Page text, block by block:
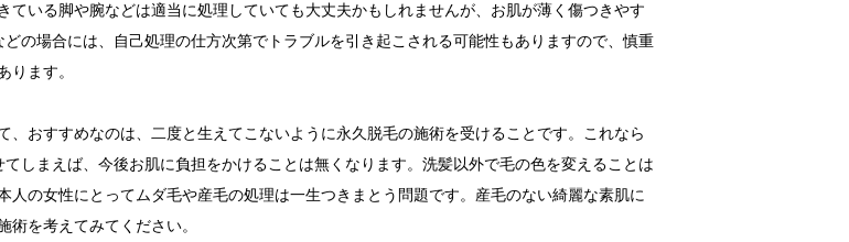
ている脚や腕などは適当に処理していても大丈夫かもしれませんが、お肌が薄く傷つきやす
どの場合には、自己処理の仕方次第でトラブルを引き起こされる可能性もありますので、慎重
ります。
、おすすめなのは、二度と生えてこないように永久脱毛の施術を受けることです。これなら
てしまえば、今後お肌に負担をかけることは無くなります。洗髪以外で毛の色を変えることは
人の女性にとってムダ毛や産毛の処理は一生つきまとう問題です。産毛のない綺麗な素肌に
術を考えてみてください。